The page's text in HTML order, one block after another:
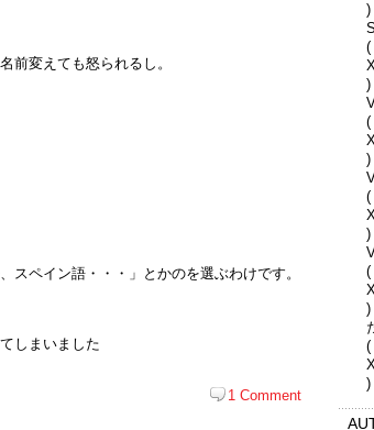
前変えても怒られるし。
スペイン語・・・」とかのを選ぶわけです。
しまいました
1 Comment
)
(
)
(
)
(
)
(
)
(
)